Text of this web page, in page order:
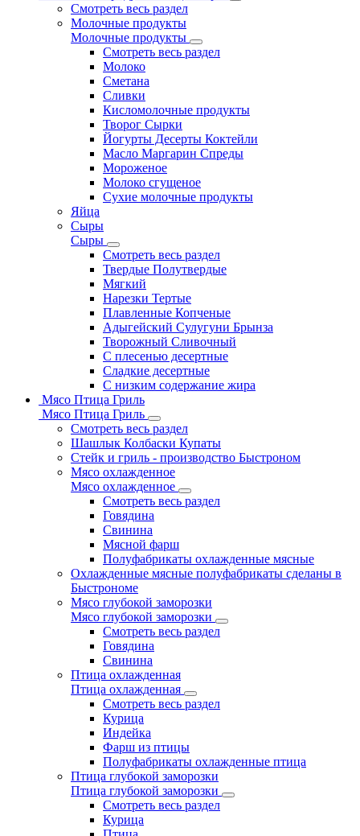
Смотреть весь раздел
Молочные продукты
Молочные продукты
Смотреть весь раздел
Молоко
Сметана
Сливки
Кисломолочные продукты
Творог Сырки
Йогурты Десерты Коктейли
Масло Маргарин Спреды
Мороженое
Молоко сгущеное
Сухие молочные продукты
Яйца
Сыры
Сыры
Смотреть весь раздел
Твердые Полутвердые
Мягкий
Нарезки Тертые
Плавленные Копченые
Адыгейский Сулугуни Брынза
Творожный Сливочный
С плесенью десертные
Сладкие десертные
С низким содержание жира
Мясо Птица Гриль
Мясо Птица Гриль
Смотреть весь раздел
Шашлык Колбаски Купаты
Стейк и гриль - производство Быстроном
Мясо охлажденное
Мясо охлажденное
Смотреть весь раздел
Говядина
Свинина
Мясной фарш
Полуфабрикаты охлажденные мясные
Охлажденные мясные полуфабрикаты сделаны в
Быстрономе
Мясо глубокой заморозки
Мясо глубокой заморозки
Смотреть весь раздел
Говядина
Свинина
Птица охлажденная
Птица охлажденная
Смотреть весь раздел
Курица
Индейка
Фарш из птицы
Полуфабрикаты охлажденные птица
Птица глубокой заморозки
Птица глубокой заморозки
Смотреть весь раздел
Курица